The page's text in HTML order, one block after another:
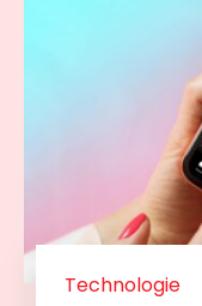
Technologie